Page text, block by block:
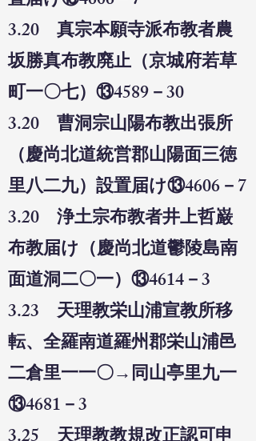
3.20 真宗本願寺派布教者農
坂勝真布教廃止（京城府若草
町一〇七）⑬4589－30
3.20 曹洞宗山陽布教出張所
（慶尚北道統営郡山陽面三徳
里八二九）設置届け⑬4606－7
3.20 浄土宗布教者井上哲巌
布教届け（慶尚北道鬱陵島南
面道洞二〇一）⑬4614－3
3.23 天理教栄山浦宣教所移
転、全羅南道羅州郡栄山浦邑
二倉里一一〇→同山亭里九一
⑬4681－3